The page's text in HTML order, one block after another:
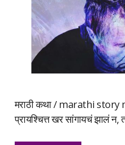
मराठी कथा / marathi
प्रायश्चित्त खर सांगायचं झालं न,